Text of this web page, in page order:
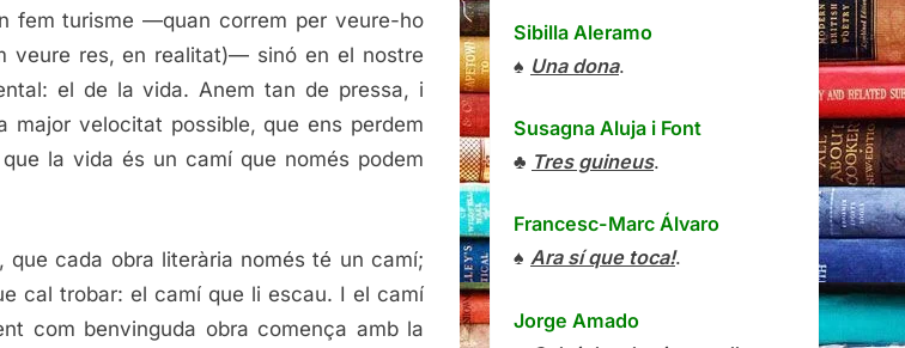
fem turisme —quan correm per veure-ho
veure res, en realitat)— sinó en el nostre
el de la vida. Anem tan de pressa, i
major velocitat possible, que ens perdem
la vida és un camí que només podem
que cada obra literària només té un camí;
cal trobar: el camí que li escau. I el camí
com benvinguda obra comença amb la
Sibilla Aleramo
♠ Una dona.
Susagna Aluja i Font
♣ Tres guineus.
Francesc-Marc Álvaro
♠ Ara sí que toca!.
Jorge Amado